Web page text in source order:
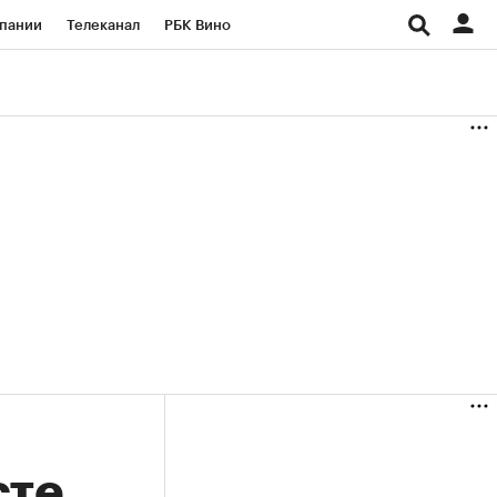
Телеканал РБК Вино